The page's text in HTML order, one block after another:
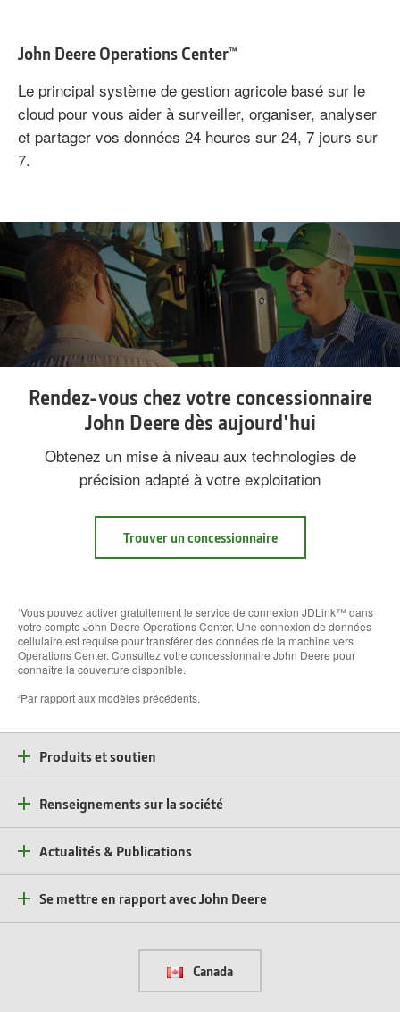
John Deere Operations Center™
Le principal système de gestion agricole basé sur le
cloud pour vous aider à surveiller, organiser, analyser
et partager vos données 24 heures sur 24, 7 jours sur
7.
Rendez-vous chez votre concessionnaire
John Deere dès aujourd'hui
Obtenez un mise à niveau aux technologies de
précision adapté à votre exploitation
Trouver un concessionnaire
1Vous pouvez activer gratuitement le service de connexion JDLink™ dans
votre compte John Deere Operations Center. Une connexion de données
cellulaire est requise pour transférer des données de la machine vers
Operations Center. Consultez votre concessionnaire John Deere pour
connaître la couverture disponible.
2Par rapport aux modèles précédents.
Produits et soutien
Renseignements sur la société
Actualités & Publications
Se mettre en rapport avec John Deere
Canada